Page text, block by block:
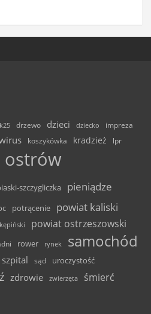
drzewo dzieci dziecko
impreza
koszykówka kradzież lpr
ostrów
szczygliczka pieniądze
potrącenie powiat kaliski
powiat ostrzeszowski
rower rynek samochód
szpital sąd uroczystość
zdrowie zwierzęta śmierć